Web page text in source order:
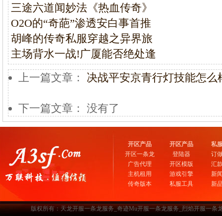
三途六道闻妙法《热血传奇》
O2O的“奇葩”渗透安白事首推
胡峰的传奇私服穿越之异界旅
主场背水一战!广厦能否绝处逢
上一篇文章： 决战平安京青行灯技能怎么
下一篇文章： 没有了
开区产品
开区一条龙
广告代理
主机租用
传奇版本
开区产品
登陆器
开区模版
游戏引擎
私服工具
私
订
汇
新
新
版权所有：天龙开服一条龙服务_奇迹Mu开服一条龙服务_烈焰开服一条